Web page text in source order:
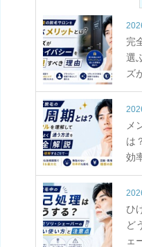
完
選
ズ
メ
は
効
ひ
ど
ェ